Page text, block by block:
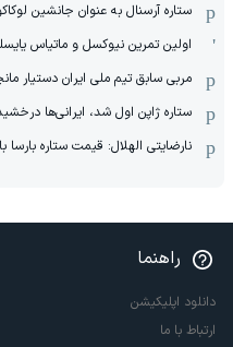
ستاره آرسنال به عنوان جانشین
اولین تمرین نیوکسل و ماتیاس
مربی سابق تیم ملی ایران دستیار
ستاره ژاپن اول شد، ایرانی‌ها
نارضایتی الهلال: قیمت ستاره بارسا
راهنما
دانلود اپلیکیشن
ارتباط با ما